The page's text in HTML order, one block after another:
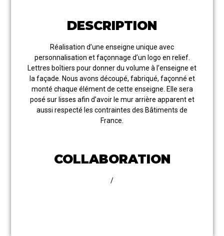
DESCRIPTION
Réalisation d’une enseigne unique avec
personnalisation et façonnage d’un logo en relief.
Lettres boîtiers pour donner du volume à l’enseigne et
la façade. Nous avons découpé, fabriqué, façonné et
monté chaque élément de cette enseigne. Elle sera
posé sur lisses afin d’avoir le mur arrière apparent et
aussi respecté les contraintes des Bâtiments de
France.
COLLABORATION
/